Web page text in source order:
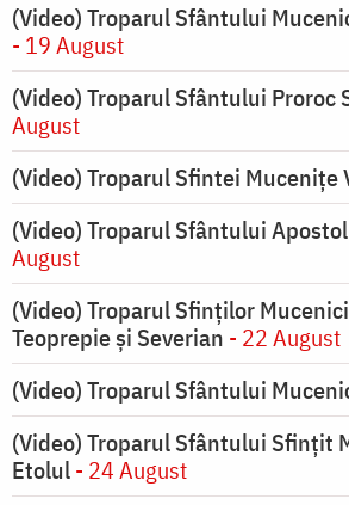
(Video) Troparul Sfântului
- 19 August
(Video) Troparul Sfântului Proroc
August
(Video) Troparul Sfintei Mucenițe
(Video) Troparul Sfântului
August
(Video) Troparul Sfinților
Teoprepie și Severian - 22 August
(Video) Troparul Sfântului
(Video) Troparul Sfântului Sfințit
Etolul- 24 August